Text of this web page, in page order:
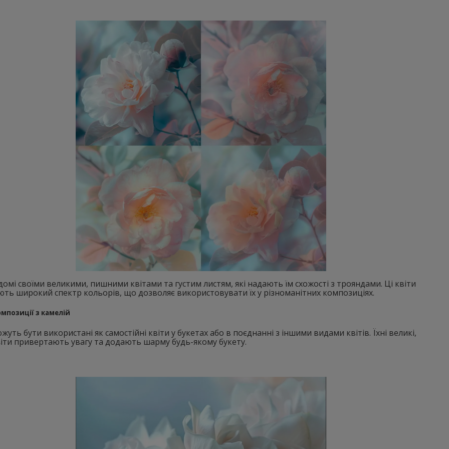
своїми великими, пишними квітами та густим листям, які надають їм схожості з трояндами. Ці квіти
широкий спектр кольорів, що дозволяє використовувати їх у різноманітних композиціях.
з камелій
бути використані як самостійні квіти у букетах або в поєднанні з іншими видами квітів. Їхні великі,
привертають увагу та додають шарму будь-якому букету.